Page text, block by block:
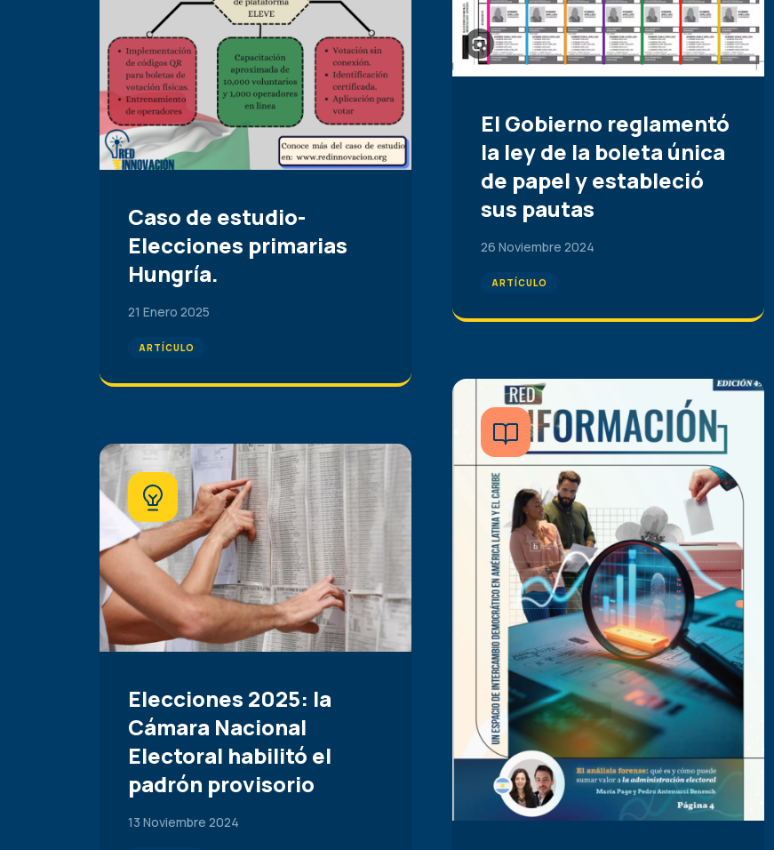
Caso de estudio-
Elecciones primarias
Hungría.
21 Enero 2025
ARTÍCULO
El Gobierno reglamentó
la ley de la boleta única
de papel y estableció
sus pautas
26 Noviembre 2024
ARTÍCULO
Elecciones 2025: la
Cámara Nacional
Electoral habilitó el
padrón provisorio
13 Noviembre 2024